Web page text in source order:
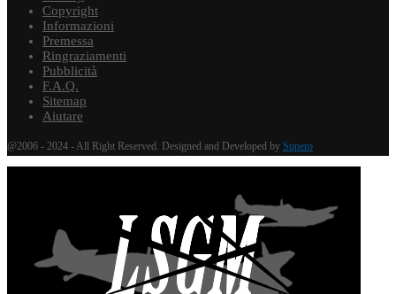
Copyright
Informazioni
Premessa
Ringraziamenti
Pubblicità
F.A.Q.
Sitemap
Aiutare
@2006 - 2024 - All Right Reserved. Designed and Developed by Supero